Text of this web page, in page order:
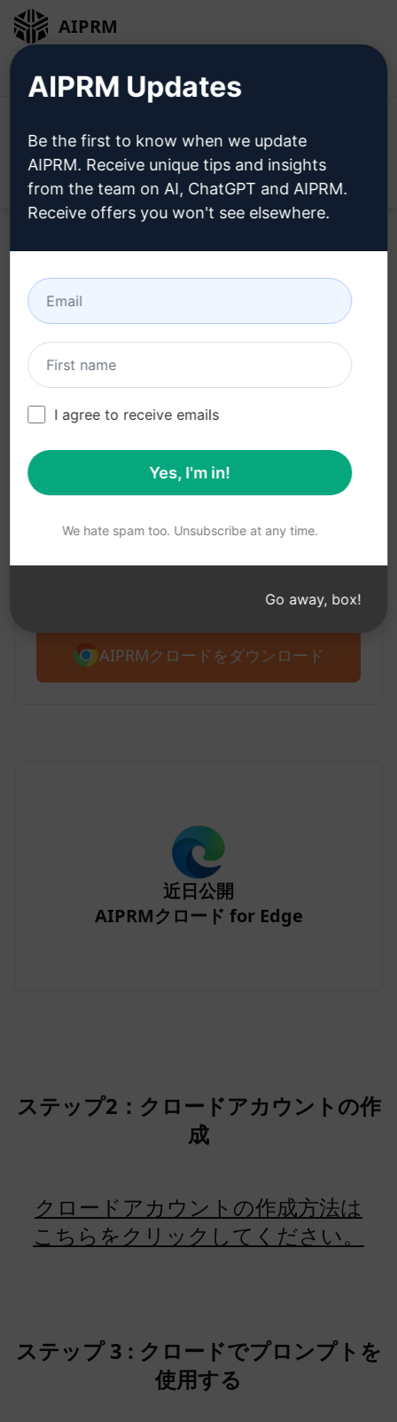
AIPRM
今すぐこの
クロード・プロン
プトを試す
ステップ1：AIPRMの無料ダウンロー
Chrome
AIPRMクロードをダウンロード
近日公開
AIPRMクロード for Edge
ステップ2：クロードアカウントの作
成
クロードアカウントの作成方法は
こちらをクリックしてください。
ステップ 3 : クロードでプロンプトを
使用する
AIPRM Updates
Be the first to know when we update
AIPRM. Receive unique tips and insights
from the team on AI, ChatGPT and AIPRM.
Receive offers you won't see elsewhere.
I agree to receive emails
Yes, I'm in!
We hate spam too. Unsubscribe at any time.
Go away, box!